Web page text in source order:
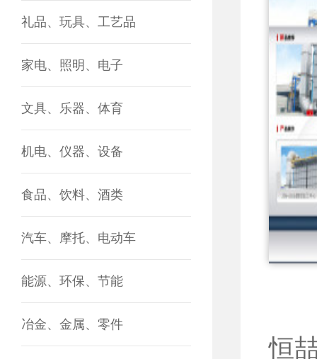
礼品、玩具、工艺品
家电、照明、电子
文具、乐器、体育
机电、仪器、设备
食品、饮料、酒类
汽车、摩托、电动车
能源、环保、节能
冶金、金属、零件
恒